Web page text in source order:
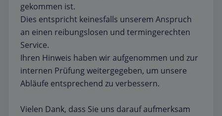
gekommen ist.
Dies entspricht keinesfalls unserem Anspruch
an einen reibungslosen und termingerechten
Service.
Ihren Hinweis haben wir aufgenommen und zur
internen Prüfung weitergegeben, um unsere
Abläufe entsprechend zu verbessern.
Vielen Dank, dass Sie uns darauf aufmerksam